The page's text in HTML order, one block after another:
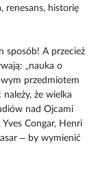
renesans, historię
sposób! A przecież
„nauka o
przedmiotem
że wielka
nad Ojcami
Congar, Henri
– by wymienić